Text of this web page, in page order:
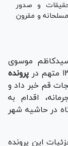
و صدور
مسلحانه و مقرون
موسوی
پرونده
قم خبر داد و
اقدام به
و کارگاه در حاشیه شهر
این پرونده